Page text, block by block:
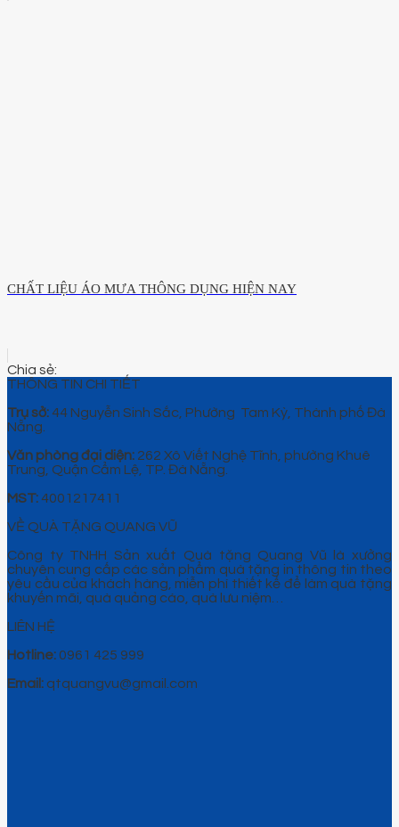
CHẤT LIỆU ÁO MƯA THÔNG DỤNG HIỆN NAY
THÔNG TIN CHI TIẾT
Trụ sở: 44 Nguyễn Sinh Sắc, Phường Tam Kỳ, Thành phố Đà
Nẵng.
Văn phòng đại diện: 262 Xô Viết Nghệ Tĩnh, phường Khuê
Trung, Quận Cẩm Lệ, TP. Đà Nẵng.
MST: 4001217411
VỀ QUÀ TẶNG QUANG VŨ
Công ty TNHH Sản xuất Quà tặng Quang Vũ là xưởng
chuyên cung cấp các sản phẩm quà tặng in thông tin theo
yêu cầu của khách hàng, miễn phí thiết kế để làm quà tặng
khuyến mãi, quà quảng cáo, quà lưu niệm…
LIÊN HỆ
Hotline: 0961 425 999
Email: qtquangvu@gmail.com